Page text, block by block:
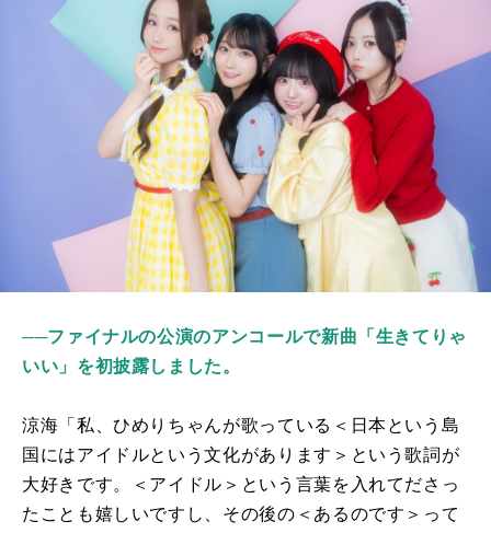
──ファイナルの公演のアンコールで新曲「生きてりゃ
いい」を初披露しました。
涼海「私、ひめりちゃんが歌っている＜日本という島
国にはアイドルという文化があります＞という歌詞が
大好きです。＜アイドル＞という言葉を入れてださっ
たことも嬉しいですし、その後の＜あるのです＞って